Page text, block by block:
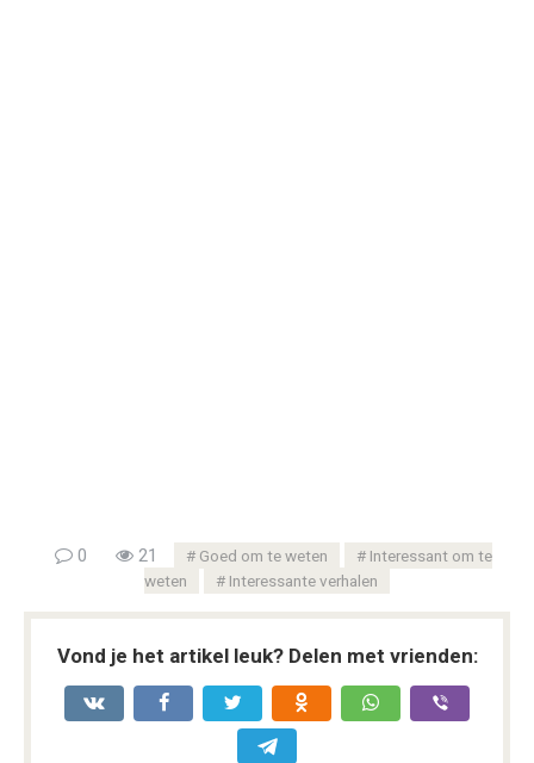
0 21 Goed om te weten
Interessant om te
weten
Interessante verhalen
Vond je het artikel leuk? Delen met vrienden: